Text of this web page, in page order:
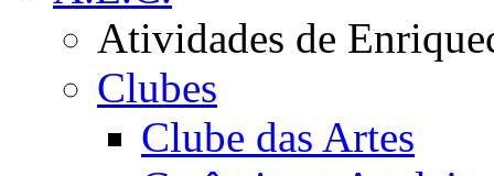
Atividades de
Clubes
Clube das Artes